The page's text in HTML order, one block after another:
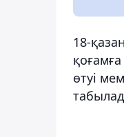
18-
өтуі